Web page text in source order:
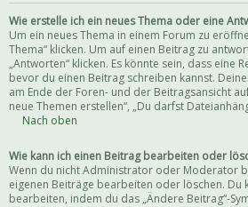
Wie erstelle ich ein neues Thema oder eine
Um ein neues Thema in einem Forum zu
Thema“ klicken. Um auf einen Beitrag zu
„Antworten“ klicken. Es könnte sein, dass eine
bevor du einen Beitrag schreiben kannst.
am Ende der Foren- und der Beitragsansicht
neue Themen erstellen“, „Du darfst
Nach oben
Wie kann ich einen Beitrag bearbeiten oder
Wenn du nicht Administrator oder Moderator
eigenen Beiträge bearbeiten oder löschen. Du
bearbeiten, indem du das „Ändere Beitrag“-